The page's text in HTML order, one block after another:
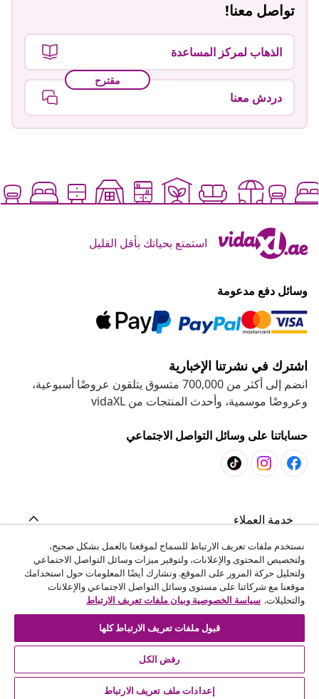
تواصل معنا!
الذهاب لمركز المساعدة
مقترح
دردش معنا
استمتع بحياتك بأقل القليل
وسائل دفع مدعومة
اشترك في نشرتنا الإخبارية
انضم إلى أكثر من 700,000 متسوق يتلقون عروضًا أسبوعية،
وعروضًا موسمية، وأحدث المنتجات من vidaXL
حساباتنا على وسائل التواصل الاجتماعي
خدمة العملاء
المشاريع
vidaXL
اكتشف المزيد
نستخدم ملفات تعريف الارتباط للسماح لموقعنا بالعمل بشكل صحيح،
ولتخصيص المحتوى والإعلانات، ولتوفير ميزات وسائل التواصل الاجتماعي
ولتحليل حركة المرور على الموقع. ونشارك أيضًا المعلومات حول استخدامك
موقعنا مع شركائنا على مستوى وسائل التواصل الاجتماعي والإعلانات
والتحليلات. سياسة الخصوصية وبيان ملفات تعريف الارتباط
قبول ملفات تعريف الارتباط كلها
رفض الكل
إعدادات ملف تعريف الارتباط